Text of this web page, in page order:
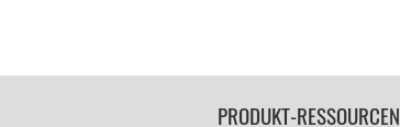
PRODUKT-RESSOURCEN